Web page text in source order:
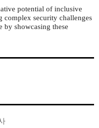
potential of inclusive
complex security challenges
by showcasing these